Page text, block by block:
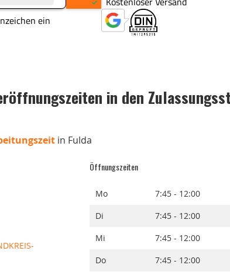
in den
in Fulda
Öffnungszeiten
Mo
7:45 - 12:00
Di
7:45 - 12:00
Mi
7:45 - 12:00
Do
7:45 - 12:00